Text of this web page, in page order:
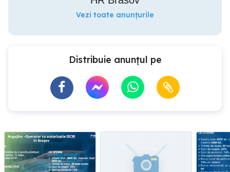
Vezi toate anunțurile
Distribuie anunțul pe